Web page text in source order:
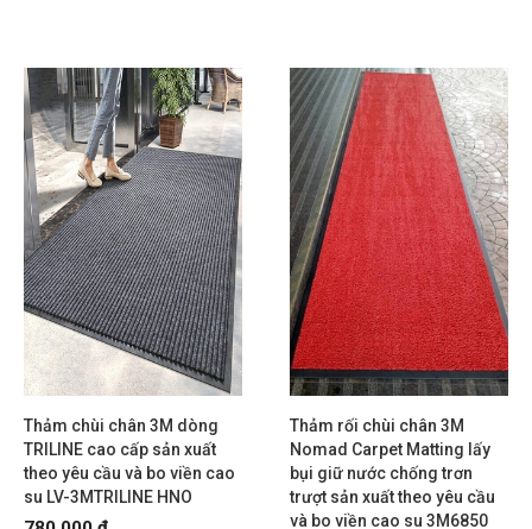
Thảm chùi chân 3M dòng
TRILINE cao cấp sản xuất
theo yêu cầu và bo viền cao
su LV-3MTRILINE HNO
Thảm rối chùi chân 3M
Nomad Carpet Matting lấy
bụi giữ nước chống trơn
trượt sản xuất theo yêu cầu
và bo viền cao su 3M6850